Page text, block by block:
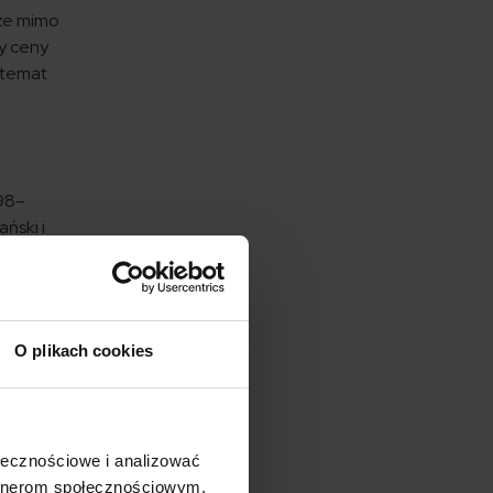
O plikach cookies
i analizować
społecznościowym,
mimo
ceny
i